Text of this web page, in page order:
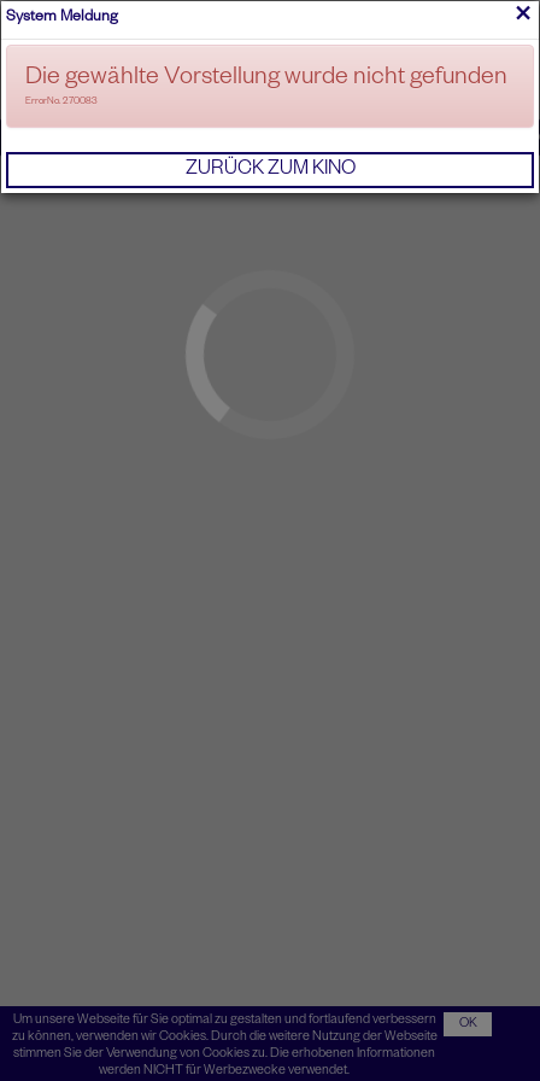
ANMELDEN
Um unsere Webseite für Sie optimal zu gestalten und fortlaufend verbessern
zu können, verwenden wir Cookies. Durch die weitere Nutzung der Webseite
stimmen Sie der Verwendung von Cookies zu. Die erhobenen Informationen
werden NICHT für Werbezwecke verwendet.
OK
×
System Meldung
Die gewählte Vorstellung wurde nicht gefunden
ErrorNo. 270083
ZURÜCK ZUM KINO